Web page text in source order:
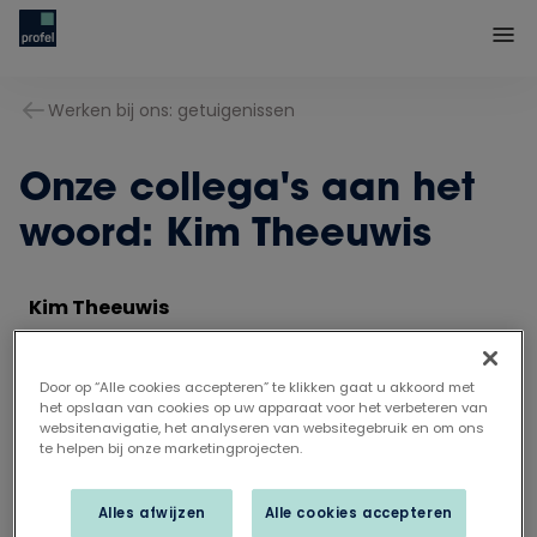
Werken bij ons: getuigenissen
Onze collega's aan het
woord: Kim Theeuwis
Kim Theeuwis
Profel is écht een familiebedrijf en die lijn trek ik
zelf ook door. Mijn moeder bracht mij hier binnen
en ook mijn zus heeft nog bij Profel gewerkt.
Door op “Alle cookies accepteren” te klikken gaat u akkoord met
het opslaan van cookies op uw apparaat voor het verbeteren van
websitenavigatie, het analyseren van websitegebruik en om ons
te helpen bij onze marketingprojecten.
Alles afwijzen Alle cookies accepteren